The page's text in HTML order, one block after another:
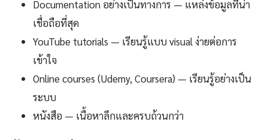
Documentation อย่างเป็นทางการ — แหล่งข้อมูลที่น่า
เชื่อถือที่สุด
YouTube tutorials — เรียนรู้แบบ visual ง่ายต่อการ
เข้าใจ
Online courses (Udemy, Coursera) — เรียนรู้อย่างเป็น
ระบบ
หนังสือ — เนื้อหาลึกและครบถ้วนกว่า